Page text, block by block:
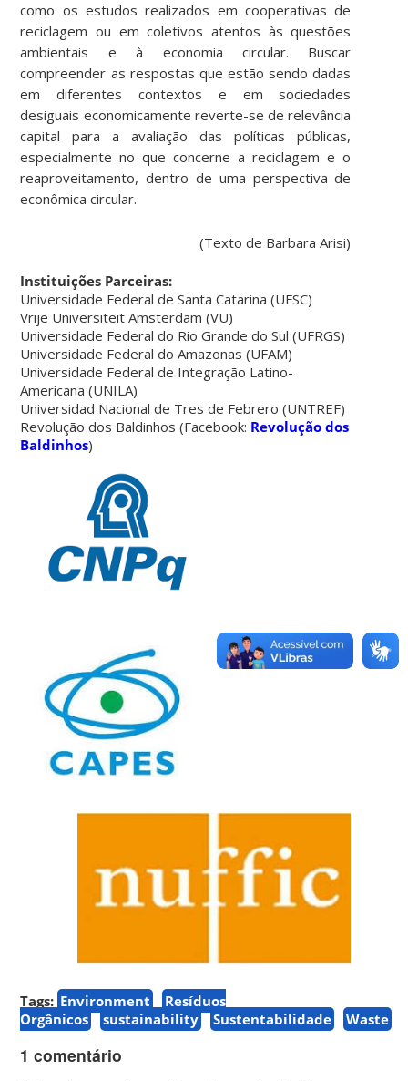
como os estudos realizados em cooperativas de
reciclagem ou em coletivos atentos às questões
ambientais e à economia circular. Buscar
compreender as respostas que estão sendo dadas
em diferentes contextos e em sociedades
desiguais economicamente reverte-se de relevância
capital para a avaliação das políticas públicas,
especialmente no que concerne a reciclagem e o
reaproveitamento, dentro de uma perspectiva de
econômica circular.
(Texto de Barbara Arisi)
Instituições Parceiras:
Universidade Federal de Santa Catarina (UFSC)
Vrije Universiteit Amsterdam (VU)
Universidade Federal do Rio Grande do Sul (UFRGS)
Universidade Federal do Amazonas (UFAM)
Universidade Federal de Integração Latino-
Americana (UNILA)
Universidad Nacional de Tres de Febrero (UNTREF)
Revolução dos Baldinhos (Facebook: Revolução dos
Baldinhos)
Tags: Environment
Resíduos
Orgânicos
sustainability Sustentabilidade Waste
1 comentário